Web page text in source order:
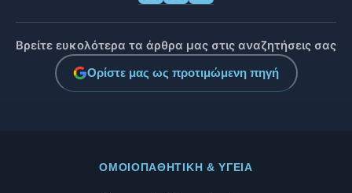
Βρείτε ευκολότερα τα άρθρα μας στις αναζητήσεις σας
Ορίστε μας ως προτιμώμενη πηγή
ΟΜΟΙΟΠΑΘΗΤΙΚΉ & ΥΓΕΊΑ